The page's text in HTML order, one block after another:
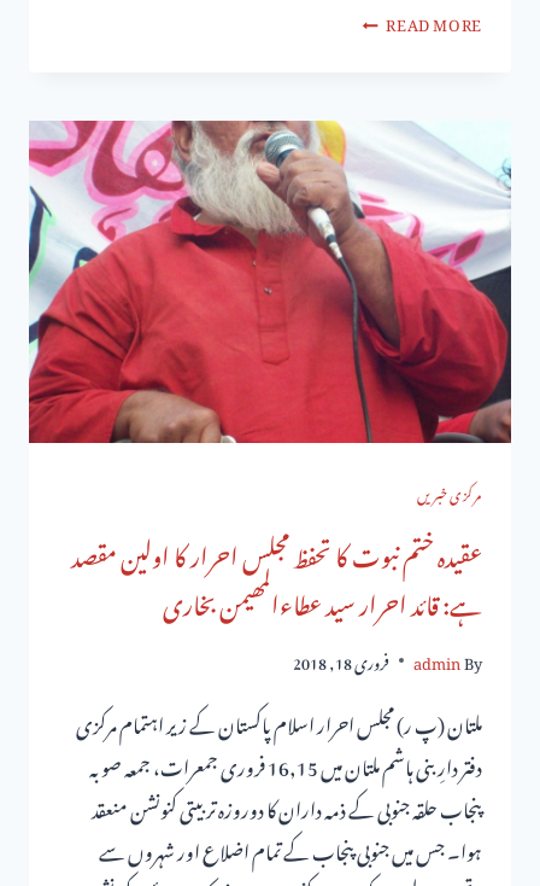
READ MORE
مرکزی خبریں
عقیدہ ختم نبوت کا تحفظ مجلس احرار کا اولین مقصد
ہے: قائد احرار سید عطاءالمھیمن بخاری
By
admin فروری 18, 2018
ملتان (پ ر) مجلس احرار اسلام پاکستان کے زیر اہتمام مرکزی
دفتر دارِ بنی ہاشم ملتان میں 16,15 فروری جمعرات، جمعہ صوبہ
پنجاب حلقہ جنوبی کے ذمہ داران کا دوروزہ تربیتی کنونشن منعقد
ہوا۔ جس میں جنوبی پنجاب کے تمام اضلاع اور شہروں سے